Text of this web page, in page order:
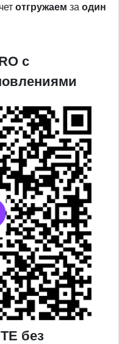
отгружаем заодин
c
без